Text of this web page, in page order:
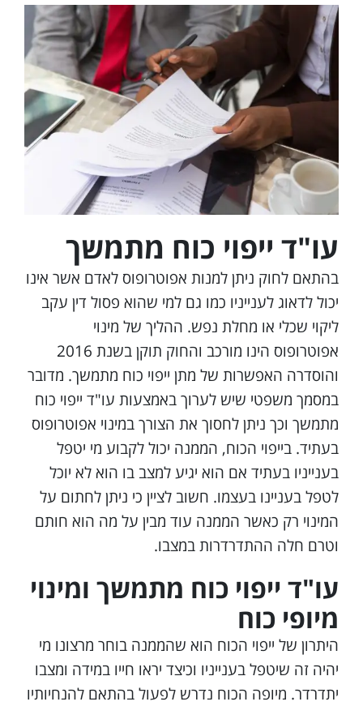
עו"ד ייפוי כוח מתמשך
בהתאם לחוק ניתן למנות אפוטרופוס לאדם אשר אינו
יכול לדאוג לענייניו כמו גם למי שהוא פסול דין עקב
ליקוי שכלי או מחלת נפש. ההליך של מינוי
אפוטרופוס הינו מורכב והחוק תוקן בשנת 2016
והוסדרה האפשרות של מתן ייפוי כוח מתמשך. מדובר
במסמך משפטי שיש לערוך באמצעות עו"ד ייפוי כוח
מתמשך וכך ניתן לחסוך את הצורך במינוי אפוטרופוס
בעתיד. בייפוי הכוח, הממנה יכול לקבוע מי יטפל
בענייניו בעתיד אם הוא יגיע למצב בו הוא לא יוכל
לטפל בעניינו בעצמו. חשוב לציין כי ניתן לחתום על
המינוי רק כאשר הממנה עוד מבין על מה הוא חותם
וטרם חלה ההתדרדרות במצבו.
עו"ד ייפוי כוח מתמשך ומינוי
מיופי כוח
היתרון של ייפוי הכוח הוא שהממנה בוחר מרצונו מי
יהיה זה שיטפל בענייניו וכיצד יראו חייו במידה ומצבו
יתדרדר. מיופה הכוח נדרש לפעול בהתאם להנחיותיו